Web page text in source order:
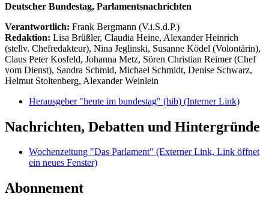
Deutscher Bundestag, Parlamentsnachrichten
Verantwortlich: Frank Bergmann (V.i.S.d.P.)
Redaktion: Lisa Brüßler, Claudia Heine, Alexander Heinrich
(stellv. Chefredakteur), Nina Jeglinski, Susanne Ködel (Volontärin),
Claus Peter Kosfeld, Johanna Metz, Sören Christian Reimer (Chef
vom Dienst), Sandra Schmid, Michael Schmidt, Denise Schwarz,
Helmut Stoltenberg, Alexander Weinlein
Herausgeber "heute im bundestag" (hib) (Interner Link)
Nachrichten, Debatten und Hintergründe
Wochenzeitung "Das Parlament" (Externer Link, Link öffnet
ein neues Fenster)
Abonnement